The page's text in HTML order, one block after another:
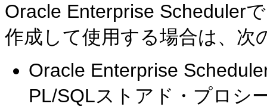
Oracle Enterprise Scheduler
作成して使用する場合は、次
Oracle Enterprise
PL/SQLストアド・プロシ